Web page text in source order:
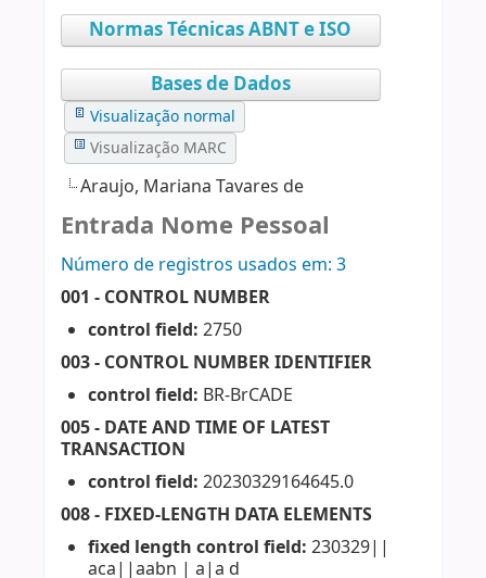
Normas Técnicas ABNT e ISO
Bases de Dados
Visualização normal
Visualização MARC
Araujo, Mariana Tavares de
Entrada Nome Pessoal
Número de registros usados ​​em: 3
001 - CONTROL NUMBER
control field: 2750
003 - CONTROL NUMBER IDENTIFIER
control field: BR-BrCADE
005 - DATE AND TIME OF LATEST
TRANSACTION
control field: 20230329164645.0
008 - FIXED-LENGTH DATA ELEMENTS
fixed length control field: 230329||
aca||aabn | a|a d